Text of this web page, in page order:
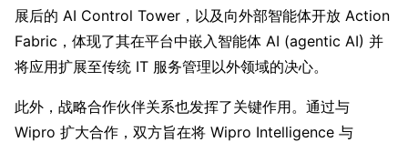
展后的 AI Control Tower，以及向外部智能体开放 Action
Fabric，体现了其在平台中嵌入智能体 AI (agentic AI) 并
将应用扩展至传统 IT 服务管理以外领域的决心。
此外，战略合作伙伴关系也发挥了关键作用。通过与
Wipro 扩大合作，双方旨在将 Wipro Intelligence 与